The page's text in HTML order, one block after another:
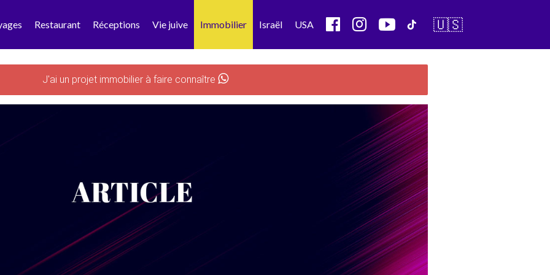
Restaurant Réceptions Vie juive Immobilier Israël USA 🇺🇸
J'ai un projet immobilier à faire connaître